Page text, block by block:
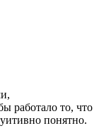
работало то, что
понятно.